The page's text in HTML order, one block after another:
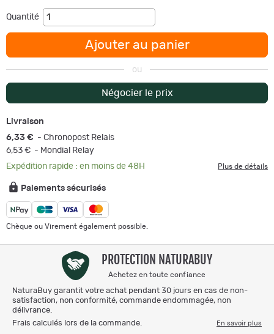
Quantité
Ajouter au panier
ou
Négocier le prix
Livraison
6,33 € - Chronopost Relais
6,53 € - Mondial Relay
Expédition rapide : en moins de 48H
Plus de détails
Paiements sécurisés
Chèque ou Virement également possible.
PROTECTION NATURABUY
Achetez en toute confiance
NaturaBuy garantit votre achat pendant 30 jours en cas de non-
satisfaction, non conformité, commande endommagée, non
délivrance.
Frais calculés lors de la commande.
En savoir plus